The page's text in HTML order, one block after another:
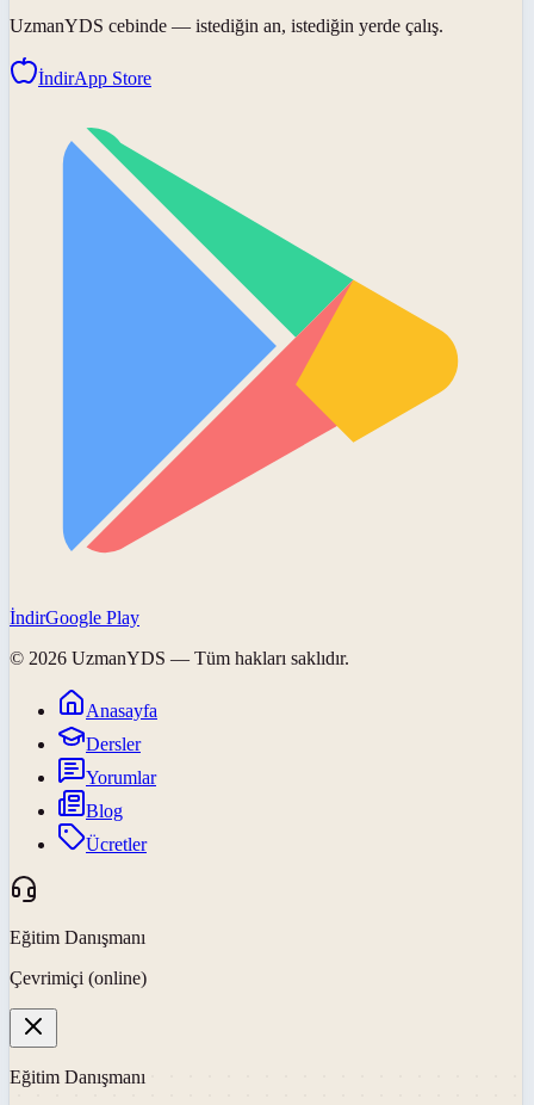
UzmanYDS cebinde — istediğin an, istediğin yerde çalış.
İndirApp Store
İndirGoogle Play
© 2026 UzmanYDS — Tüm hakları saklıdır.
Anasayfa
Dersler
Yorumlar
Blog
Ücretler
Eğitim Danışmanı
Çevrimiçi (online)
Eğitim Danışmanı